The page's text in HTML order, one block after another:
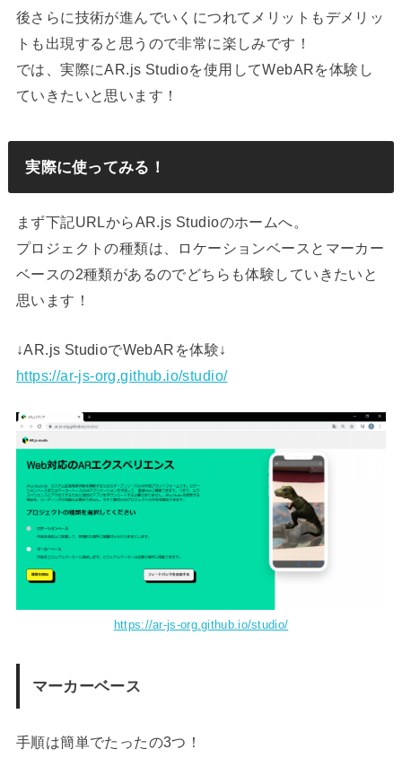
後さらに技術が進んでいくにつれてメリットもデメリッ
トも出現すると思うので非常に楽しみです！
では、実際にAR.js Studioを使用してWebARを体験し
ていきたいと思います！
実際に使ってみる！
まず下記URLからAR.js Studioのホームへ。
プロジェクトの種類は、ロケーションベースとマーカー
ベースの2種類があるのでどちらも体験していきたいと
思います！
↓AR.js StudioでWebARを体験↓
https://ar-js-org.github.io/studio/
https://ar-js-org.github.io/studio/
マーカーベース
手順は簡単でたったの3つ！